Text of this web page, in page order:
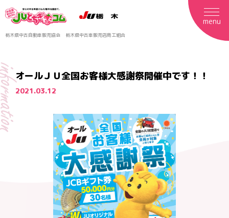
栃木県中古自動車販売協会 栃木県中古車販売店商工組合
menu
オールＪＵ全国お客様大感謝祭開催中です！！
2021.03.12